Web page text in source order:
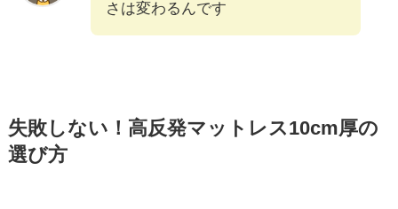
さは変わるんです
失敗しない！高反発マットレス10cm厚の
選び方